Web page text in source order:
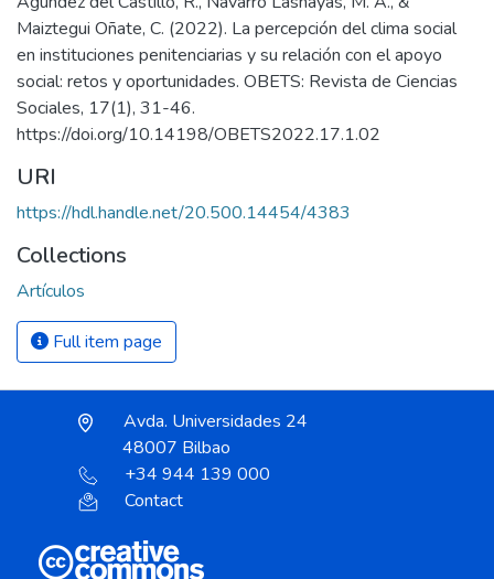
Maiztegui Oñate, C. (2022). La percepción del clima social
en instituciones penitenciarias y su relación con el apoyo
social: retos y oportunidades. OBETS: Revista de Ciencias
Sociales, 17(1), 31-46.
https://doi.org/10.14198/OBETS2022.17.1.02
URI
https://hdl.handle.net/20.500.14454/4383
Collections
Artículos
Full item page
Avda. Universidades 24
48007 Bilbao
+34 944 139 000
Contact